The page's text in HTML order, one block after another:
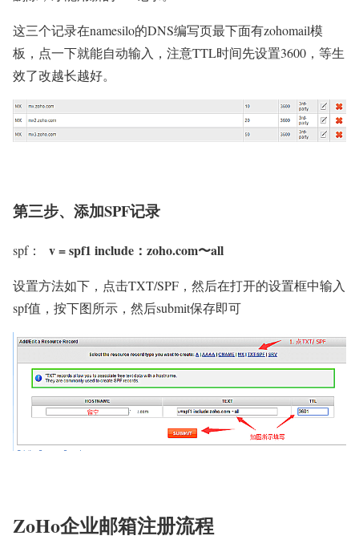
这三个记录在namesilo的DNS编写页最下面有zohomail模
板，点一下就能自动输入，注意TTL时间先设置3600，等生
效了改越长越好。
第三步、添加SPF记录
spf： v = spf1 include：zoho.com〜all
设置方法如下，点击TXT/SPF，然后在打开的设置框中输入
spf值，按下图所示，然后submit保存即可
ZoHo企业邮箱注册流程